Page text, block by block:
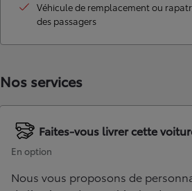
Véhicule de remplacement ou
des passagers
Nos services
Faites-vous livrer cette
En option
Nous vous proposons de